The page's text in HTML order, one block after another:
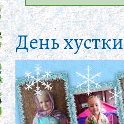
День хустки